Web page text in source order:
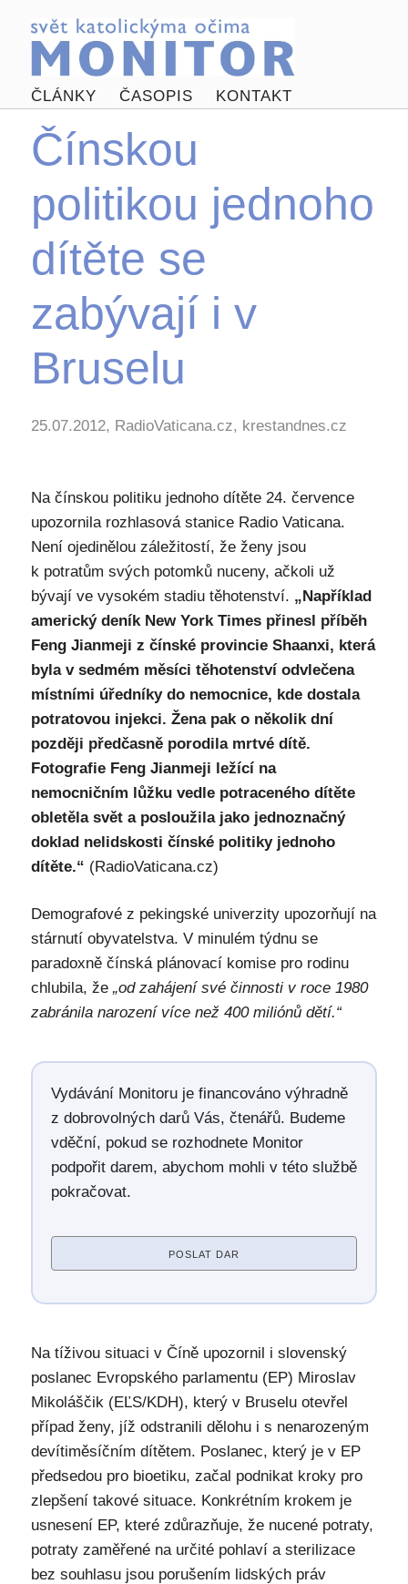
ČLÁNKY ČASOPIS KONTAKT
Čínskou
politikou jednoho
dítěte se
zabývají i v
Bruselu
25.07.2012, RadioVaticana.cz, krestandnes.cz
Na čínskou politiku jednoho dítěte 24. července
upozornila rozhlasová stanice Radio Vaticana.
Není ojedinělou záležitostí, že ženy jsou
k potratům svých potomků nuceny, ačkoli už
bývají ve vysokém stadiu těhotenství. „Například
americký deník New York Times přinesl příběh
Feng Jianmeji z čínské provincie Shaanxi, která
byla v sedmém měsíci těhotenství odvlečena
místními úředníky do nemocnice, kde dostala
potratovou injekci. Žena pak o několik dní
později předčasně porodila mrtvé dítě.
Fotografie Feng Jianmeji ležící na
nemocničním lůžku vedle potraceného dítěte
obletěla svět a posloužila jako jednoznačný
doklad nelidskosti čínské politiky jednoho
dítěte.“ (RadioVaticana.cz)
Demografové z pekingské univerzity upozorňují na
stárnutí obyvatelstva. V minulém týdnu se
paradoxně čínská plánovací komise pro rodinu
chlubila, že „od zahájení své činnosti v roce 1980
zabránila narození více než 400 miliónů dětí.“
Vydávání Monitoru je financováno výhradně
z dobrovolných darů Vás, čtenářů. Budeme
vděční, pokud se rozhodnete Monitor
podpořit darem, abychom mohli v této službě
pokračovat.
POSLAT DAR
Na tíživou situaci v Číně upozornil i slovenský
poslanec Evropského parlamentu (EP) Miroslav
Mikoláščik (EĽS/KDH), který v Bruselu otevřel
případ ženy, jíž odstranili dělohu i s nenarozeným
devítiměsíčním dítětem. Poslanec, který je v EP
předsedou pro bioetiku, začal podnikat kroky pro
zlepšení takové situace. Konkrétním krokem je
usnesení EP, které zdůrazňuje, že nucené potraty,
potraty zaměřené na určité pohlaví a sterilizace
bez souhlasu jsou porušením lidských práv